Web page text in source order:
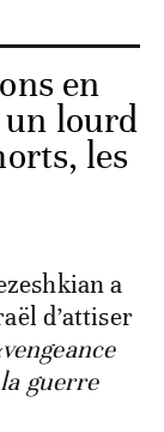
en
un lourd
les
a
d’attiser
guerre